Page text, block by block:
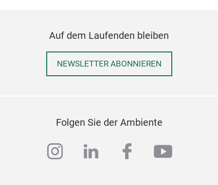
Auf dem Laufenden bleiben
NEWSLETTER ABONNIEREN
Folgen Sie der Ambiente
instagram
linkedinfacebook